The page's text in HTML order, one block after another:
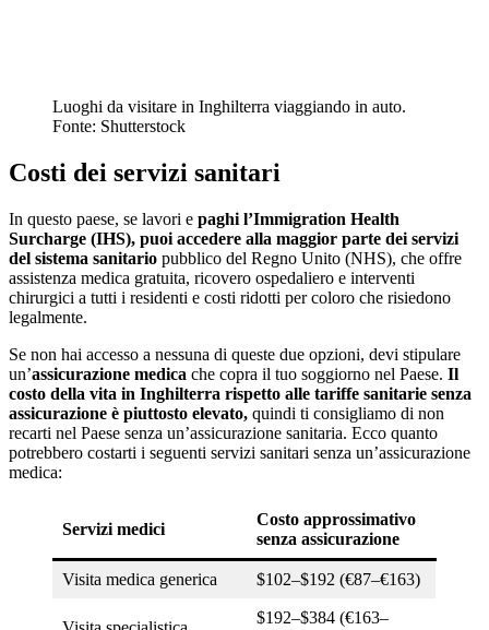
Luoghi da visitare in Inghilterra viaggiando in auto.
Fonte: Shutterstock
Costi dei servizi sanitari
In questo paese, se lavori e paghi l’Immigration Health
Surcharge (IHS), puoi accedere alla maggior parte dei servizi
del sistema sanitario pubblico del Regno Unito (NHS), che offre
assistenza medica gratuita, ricovero ospedaliero e interventi
chirurgici a tutti i residenti e costi ridotti per coloro che risiedono
legalmente.
Se non hai accesso a nessuna di queste due opzioni, devi stipulare
un’assicurazione medica che copra il tuo soggiorno nel Paese. Il
costo della vita in Inghilterra rispetto alle tariffe sanitarie senza
assicurazione è piuttosto elevato, quindi ti consigliamo di non
recarti nel Paese senza un’assicurazione sanitaria. Ecco quanto
potrebbero costarti i seguenti servizi sanitari senza un’assicurazione
medica:
Servizi medici
Costo approssimativo
senza assicurazione
Visita medica generica $102–$192 (€87–€163)
$192–$384 (€163–